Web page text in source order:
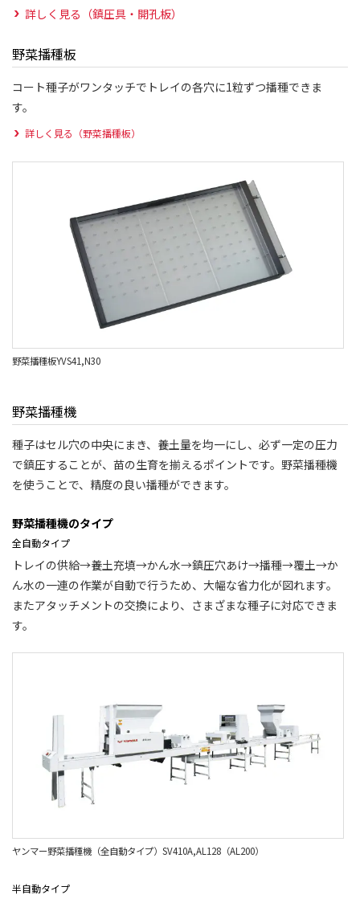
詳しく見る（鎮圧具・開孔板）
野菜播種板
コート種子がワンタッチでトレイの各穴に1粒ずつ播種できま
す。
詳しく見る（野菜播種板）
野菜播種板YVS41,N30
野菜播種機
種子はセル穴の中央にまき、養土量を均一にし、必ず一定の圧力
で鎮圧することが、苗の生育を揃えるポイントです。野菜播種機
を使うことで、精度の良い播種ができます。
野菜播種機のタイプ
全自動タイプ
トレイの供給→養土充填→かん水→鎮圧穴あけ→播種→覆土→か
ん水の一連の作業が自動で行うため、大幅な省力化が図れます。
またアタッチメントの交換により、さまざまな種子に対応できま
す。
ヤンマー野菜播種機（全自動タイプ）SV410A,AL128（AL200）
半自動タイプ